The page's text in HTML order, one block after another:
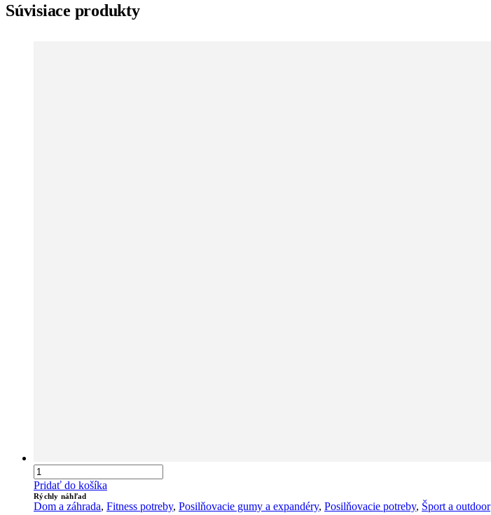
Súvisiace produkty
Pridať do košíka
Rýchly náhľad
Dom a záhrada, Fitness potreby, Posilňovacie gumy a expandéry, Posilňovacie potreby, Šport a outdoor